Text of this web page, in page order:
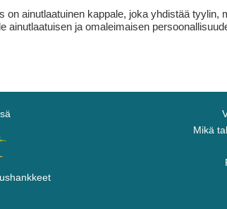
ainutlaatuinen kappale, joka yhdistää tyylin,
ja omaleimaisen
Mikä